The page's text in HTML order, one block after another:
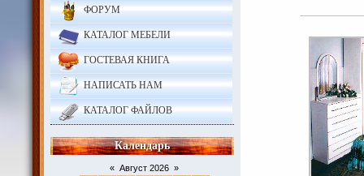
ФОРУМ
КАТАЛОГ МЕБЕЛИ
ГОСТЕВАЯ КНИГА
НАПИСАТЬ НАМ
КАТАЛОГ ФАЙЛОВ
Календарь
« Август 2026 »